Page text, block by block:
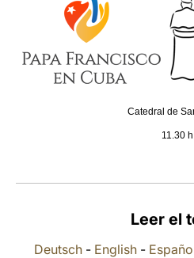
Catedral de
11.30 h
Leer el
Deutsch- English-